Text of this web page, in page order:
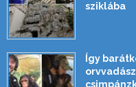
sziklába
Így